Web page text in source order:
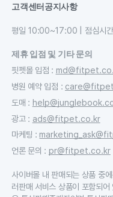
고객센터공지사항
평일 10:00~17:00 | 점심시
제휴 입점 및 기타 문의
핏펫몰 입점 :
병원 예약 입점 :
도매 :
광고: ads@fitpet.co.kr
마케팅 :
언론 문의 : pr@fitpet.co.kr
사이버몰 내 판매되는 상품 중
러판매 서비스 상품이 포함되